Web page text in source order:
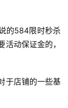
的584限时秒杀
动保证金的，
于店铺的一些基